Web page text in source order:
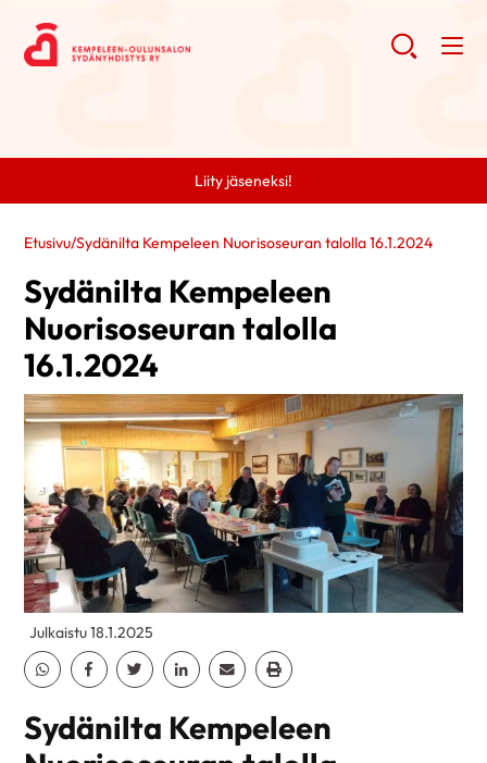
Liity jäseneksi!
Etusivu/Sydänilta Kempeleen Nuorisoseuran talolla 16.1.2024
Sydänilta Kempeleen
Nuorisoseuran talolla
16.1.2024
Julkaistu 18.1.2025
Jaa Whatsapp
Jaa Facebook
Jaa TwitterJaa Linkedin
Jaa EmailJaa Print
Sydänilta Kempeleen